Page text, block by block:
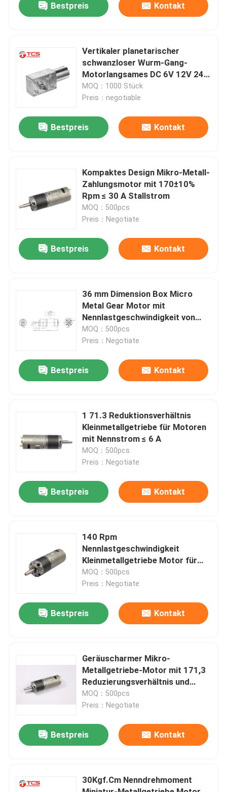
Zu Hause
VR-Show
Werksbesichtigung
Qualitätskontrolle
Kontakt mit uns
Neuigkeiten
Blog
Bestpreis Kontakt
Vertikaler planetarischer
schwanzloser Wurm-Gang-
Motorlangsames DC 6V 12V 24V
übersetzte
MOQ：1000 Stück
Preis：negotiable
Bestpreis Kontakt
Kompaktes Design Mikro-Metall-
Zahlungsmotor mit 170±10%
Rpm ≤ 30 A Stallstrom
MOQ：500pcs
Preis：Negotiate
Bestpreis Kontakt
36 mm Dimension Box Micro
Metal Gear Motor mit
Nennlastgeschwindigkeit von
140±10% U/min
MOQ：500pcs
Preis：Negotiate
Bestpreis Kontakt
1 71.3 Reduktionsverhältnis
Kleinmetallgetriebe für Motoren
mit Nennstrom ≤ 6 A
MOQ：500pcs
Preis：Negotiate
Bestpreis Kontakt
140 Rpm
Nennlastgeschwindigkeit
Kleinmetallgetriebe Motor für
und mit ≤ 30 A Stallstrom
MOQ：500pcs
Preis：Negotiate
Bestpreis Kontakt
Geräuscharmer Mikro-
Metallgetriebe-Motor mit 171,3
Reduzierungsverhältnis und
kundenspezifischer
Unterstützung von OBM
MOQ：500pcs
Preis：Negotiate
Bestpreis Kontakt
30Kgf.Cm Nenndrehmoment